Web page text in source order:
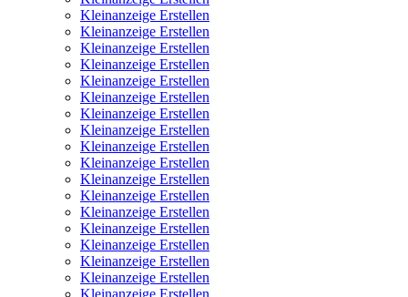
Kleinanzeige Erstellen
Kleinanzeige Erstellen
Kleinanzeige Erstellen
Kleinanzeige Erstellen
Kleinanzeige Erstellen
Kleinanzeige Erstellen
Kleinanzeige Erstellen
Kleinanzeige Erstellen
Kleinanzeige Erstellen
Kleinanzeige Erstellen
Kleinanzeige Erstellen
Kleinanzeige Erstellen
Kleinanzeige Erstellen
Kleinanzeige Erstellen
Kleinanzeige Erstellen
Kleinanzeige Erstellen
Kleinanzeige Erstellen
Kleinanzeige Erstellen